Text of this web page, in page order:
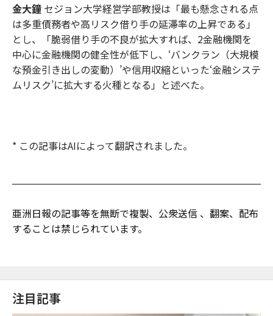
金大鐘 セジョン大学経営学部教授は「最も懸念される点
は多重債務者や高リスク借り手の延滞率の上昇である」
とし、「脆弱借り手の不良が拡大すれば、2金融機関を
中心に金融機関の健全性が低下し、‘バンクラン（大規模
な預金引き出しの変動）’や信用収縮といった‘金融システ
ムリスク’に拡大する火種となる」と述べた。
* この記事はAIによって翻訳されました。
亜洲日報の記事等を無断で複製、公衆送信 、翻案、配布
することは禁じられています。
注目記事